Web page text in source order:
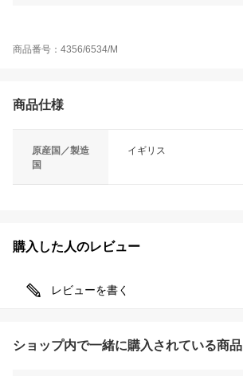
商品番号：4356/6534/M
商品仕様
原産国／製造
国
イギリス
購入した人のレビュー
レビューを書く
ショップ内で一緒に購入されている商品